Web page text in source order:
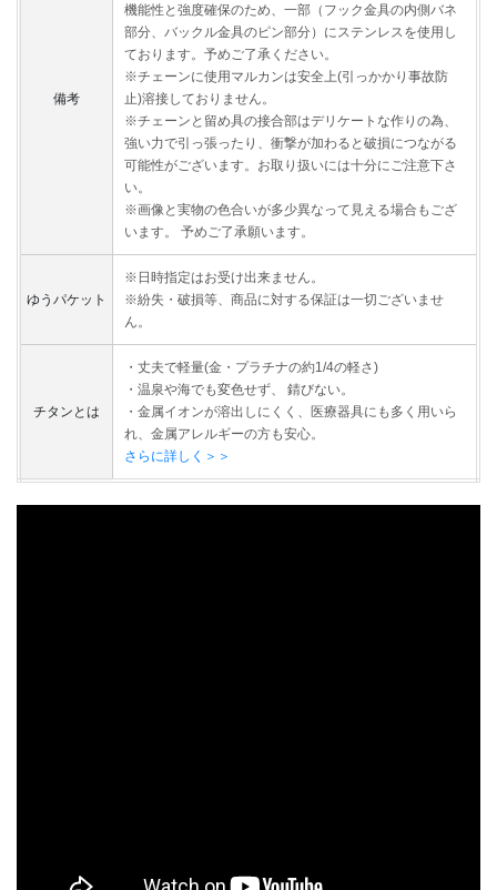
備考
機能性と強度確保のため、一部（フック金具の内側バネ
部分、バックル金具のピン部分）にステンレスを使用し
ております。予めご了承ください。
※チェーンに使用マルカンは安全上(引っかかり事故防
止)溶接しておりません。
※チェーンと留め具の接合部はデリケートな作りの為、
強い力で引っ張ったり、衝撃が加わると破損につながる
可能性がございます。お取り扱いには十分にご注意下さ
い。
※画像と実物の色合いが多少異なって見える場合もござ
います。 予めご了承願います。
ゆうパケット
※日時指定はお受け出来ません。
※紛失・破損等、商品に対する保証は一切ございませ
ん。
チタンとは
・丈夫で軽量(金・プラチナの約1/4の軽さ)
・温泉や海でも変色せず、 錆びない。
・金属イオンが溶出しにくく、医療器具にも多く用いら
れ、金属アレルギーの方も安心。
さらに詳しく＞＞